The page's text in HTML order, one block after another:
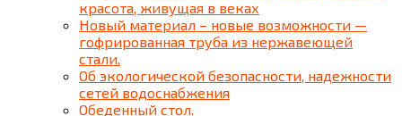
красота, живущая в веках
Новый материал – новые возможности —
гофрированная труба из нержавеющей
стали.
Об экологической безопасности, надежности
сетей водоснабжения
Обеденный стол.